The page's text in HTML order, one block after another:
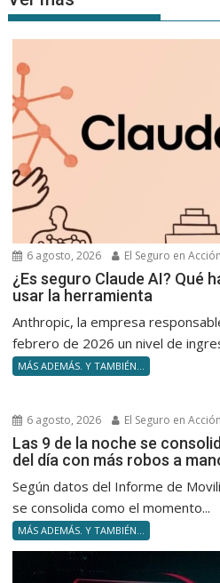
6 agosto, 2026 El Seguro en Acción
¿Es seguro Claude AI? Qué
usar la herramienta
Anthropic, la empresa
febrero de 2026 un nivel de
MÁS ADEMÁS. Y TAMBIÉN...
6 agosto, 2026 El Seguro en Acción
Las 9 de la noche se
del día con más robos a
Según datos del Informe de
se consolida como el momento...
MÁS ADEMÁS. Y TAMBIÉN...